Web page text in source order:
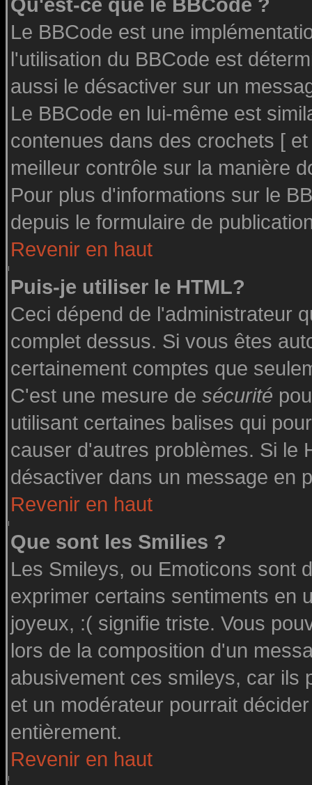
Qu'est-ce que le BBCode ?
Le BBCode est une
l'utilisation du BBCode est
aussi le désactiver sur un
Le BBCode en lui-même est
contenues dans des crochets [
meilleur contrôle sur la manière
Pour plus d'informations sur le
depuis le formulaire de
Revenir en haut
Puis-je utiliser le HTML?
Ceci dépend de l'administrateur
complet dessus. Si vous êtes
certainement comptes que
C'est une mesure de sécurité
utilisant certaines balises qui
causer d'autres problèmes. Si le
désactiver dans un message en
Revenir en haut
Que sont les Smilies ?
Les Smileys, ou Emoticons sont
exprimer certains sentiments en
joyeux, :( signifie triste. Vous
lors de la composition d'un
abusivement ces smileys, car ils
et un modérateur pourrait
entièrement.
Revenir en haut